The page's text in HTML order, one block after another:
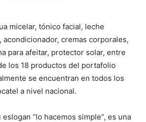
micelar, tónico facial, leche
acondicionador, cremas corporales,
para afeitar, protector solar, entre
los 18 productos del portafolio
se encuentran en todos los
a nivel nacional.
“lo hacemos simple”, es una